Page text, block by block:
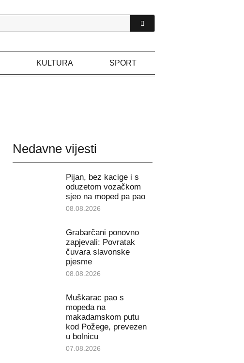
KULTURA SPORT
Nedavne vijesti
Pijan, bez kacige i s
oduzetom vozačkom
sjeo na moped pa pao
08.08.2026
Grabarčani ponovno
zapjevali: Povratak
čuvara slavonske
pjesme
08.08.2026
Muškarac pao s
mopeda na
makadamskom putu
kod Požege, prevezen
u bolnicu
07.08.2026